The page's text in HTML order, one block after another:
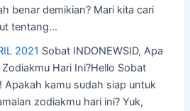
benar demikian? Mari kita cari
tentang…
2021 Sobat INDONEWSID, Apa
Hari Ini?Hello Sobat
Apakah kamu sudah siap untuk
zodiakmu hari ini? Yuk,